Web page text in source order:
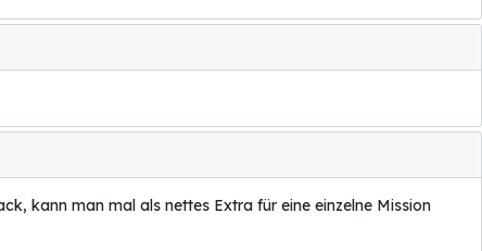
kann man mal als nettes Extra für eine einzelne Mission